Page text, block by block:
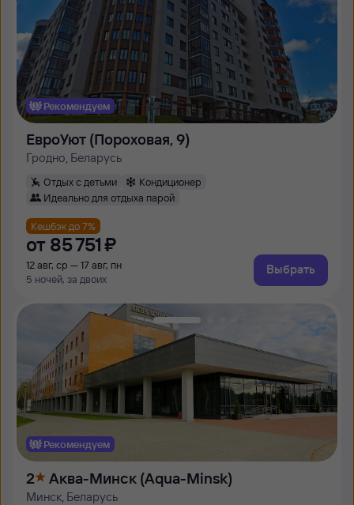
Рекомендуем
ЕвроУют (Пороховая, 9)
Гродно, Беларусь
Отдых с детьми
Кондиционер
Идеально для отдыха парой
Кешбэк до 7%
от 85 ⁠751 ⁠₽
12 авг, ср — 17 авг, пн
5 ночей, за двоих
Выбрать
Рекомендуем
2 Аква-Минск (Aqua-Minsk)
Минск, Беларусь